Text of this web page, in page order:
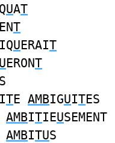
UAT
ENT
IQUERAIT
UERONT
ITE AMBIGUITES
AMBITIEUSEMENT
AMBITUS